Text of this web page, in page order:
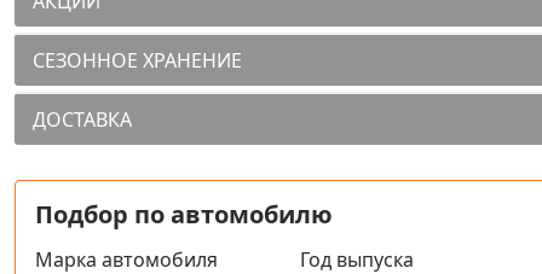
СЕЗОННОЕ ХРАНЕНИЕ
ДОСТАВКА
Подбор по автомобилю
Марка автомобиля Год выпуска